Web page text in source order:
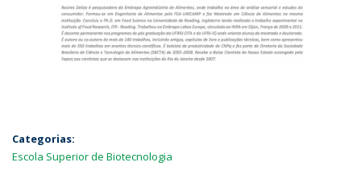
Categorias:
Escola Superior de Biotecnologia